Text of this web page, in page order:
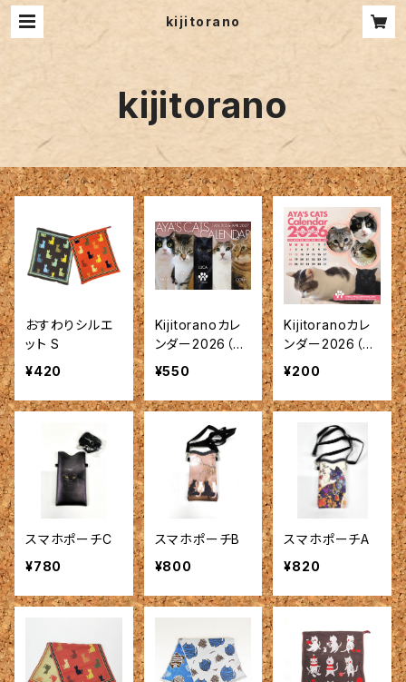
kijitorano
kijitorano
おすわりシルエ
ット S
¥420
Kijitoranoカレ
ンダー2026（A4
中綴じサイズ）
¥550
Kijitoranoカレ
ンダー2026（C
Dサイズ置型）
¥200
スマホポーチC
¥780
スマホポーチB
¥800
スマホポーチA
¥820